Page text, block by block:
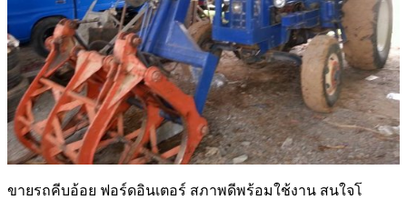
ขายรถคีบอ้อย ฟอร์ดอินเตอร์ สภาพดีพร้อมใช้งาน สนใจโ